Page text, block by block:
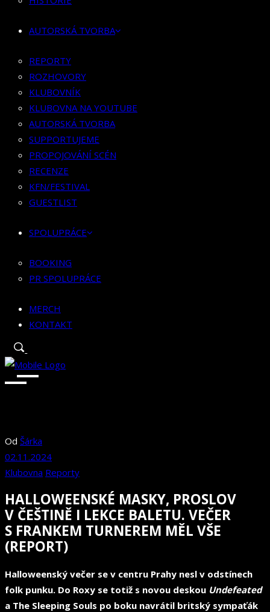
KLUBOVNA NA YOUTUBE
SUPPORTUJEME
PROPOJOVÁNÍ SCÉN
RECENZE
KFN/FESTIVAL
GUESTLIST
SPOLUPRÁCE
BOOKING
PR SPOLUPRÁCE
MERCH
AUTORSKÁ TVORBA
REPORTY
ROZHOVORY
KLUBOVNÍK
KLUBOVNA NA YOUTUBE
AUTORSKÁ TVORBA
SUPPORTUJEME
PROPOJOVÁNÍ SCÉN
RECENZE
KFN/FESTIVAL
GUESTLIST
SPOLUPRÁCE
BOOKING
PR SPOLUPRÁCE
MERCH
KONTAKT
Od Šárka
02.11.2024
Klubovna Reporty
HALLOWEENSKÉ MASKY, PROSLOV
V ČEŠTINĚ I LEKCE BALETU. VEČER
S FRANKEM TURNEREM MĚL VŠE
(REPORT)
Halloweenský večer se v centru Prahy nesl v odstínech
folk punku. Do Roxy se totiž s novou deskou Undefeated
a The Sleeping Souls po boku navrátil britský sympaťák